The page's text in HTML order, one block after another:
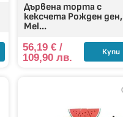
Дървена торта с
кексчета Рожден ден,
Mel...
56,19€ /
109,90 лв.
Купи